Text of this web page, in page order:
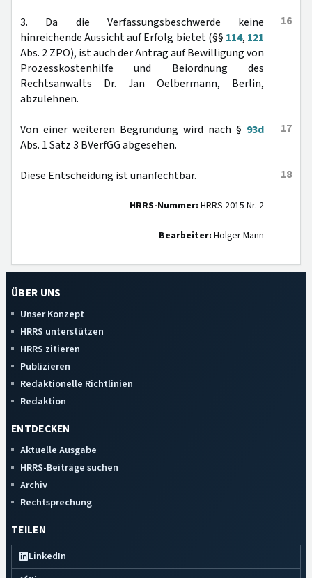
16
3. Da die Verfassungsbeschwerde keine
hinreichende Aussicht auf Erfolg bietet (§§ 114, 121
Abs. 2 ZPO), ist auch der Antrag auf Bewilligung von
Prozesskostenhilfe und Beiordnung des
Rechtsanwalts Dr. Jan Oelbermann, Berlin,
abzulehnen.
17
Von einer weiteren Begründung wird nach § 93d
Abs. 1 Satz 3 BVerfGG abgesehen.
18
Diese Entscheidung ist unanfechtbar.
HRRS-Nummer: HRRS 2015 Nr. 2
Bearbeiter: Holger Mann
ÜBER UNS
Unser Konzept
HRRS unterstützen
HRRS zitieren
Publizieren
Redaktionelle Richtlinien
Redaktion
ENTDECKEN
Aktuelle Ausgabe
HRRS-Beiträge suchen
Archiv
Rechtsprechung
TEILEN
LinkedIn